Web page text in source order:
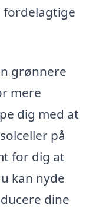
fordelagtige
grønnere
mere
dig med at
på
for dig at
kan nyde
dine